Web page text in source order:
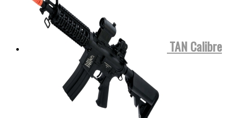
Tippmann TMC COLOR NEGRA o TAN Calibre
MOSTRAR VIDEO más detalles